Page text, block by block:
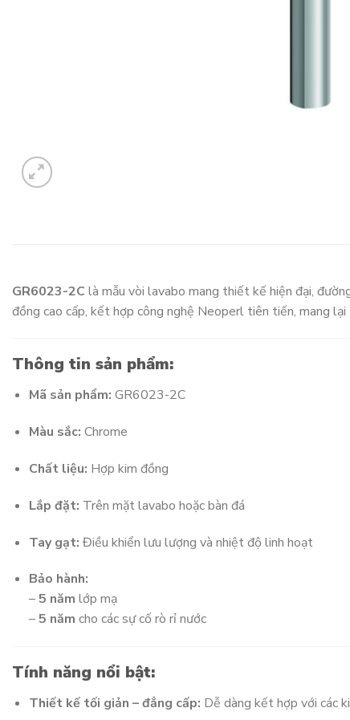
GR6023-2C là mẫu vòi lavabo mang thiết kế hiện đại,
đồng cao cấp, kết hợp công nghệ Neoperl tiên tiến, mang
Thông tin sản phẩm:
Mã sản phẩm: GR6023-2C
Màu sắc: Chrome
Chất liệu: Hợp kim đồng
Lắp đặt: Trên mặt lavabo hoặc bàn đá
Tay gạt: Điều khiển lưu lượng và nhiệt độ linh hoạt
Bảo hành:
– 5 năm lớp mạ
– 5 năm cho các sự cố rò rỉ nước
Tính năng nổi bật:
Thiết kế tối giản – đẳng cấp: Dễ dàng kết hợp với các